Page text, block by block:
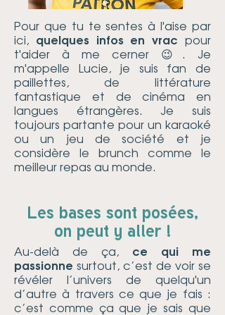
Pour que tu te sentes à l'aise par
ici, quelques infos en vrac pour
t'aider à me cerner 😉. Je
m'appelle Lucie, je suis fan de
paillettes, de littérature
fantastique et de cinéma en
langues étrangères. Je suis
toujours partante pour un karaoké
ou un jeu de société et je
considère le brunch comme le
meilleur repas au monde.
Les bases sont posées,
on peut y aller !
Au-delà de ça, ce qui me
passionne surtout, c’est de voir se
révéler l’univers de quelqu'un
d’autre à travers ce que je fais :
c’est comme ça que je sais que